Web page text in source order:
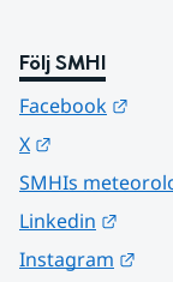
Följ SMHI
Facebook
X
SMHIs
Linkedin
Instagram